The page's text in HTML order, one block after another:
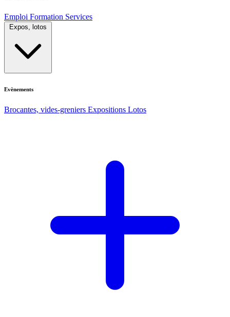
Emploi Formation Services
Expos, lotos
Evènements
Brocantes, vides-greniers Expositions Lotos